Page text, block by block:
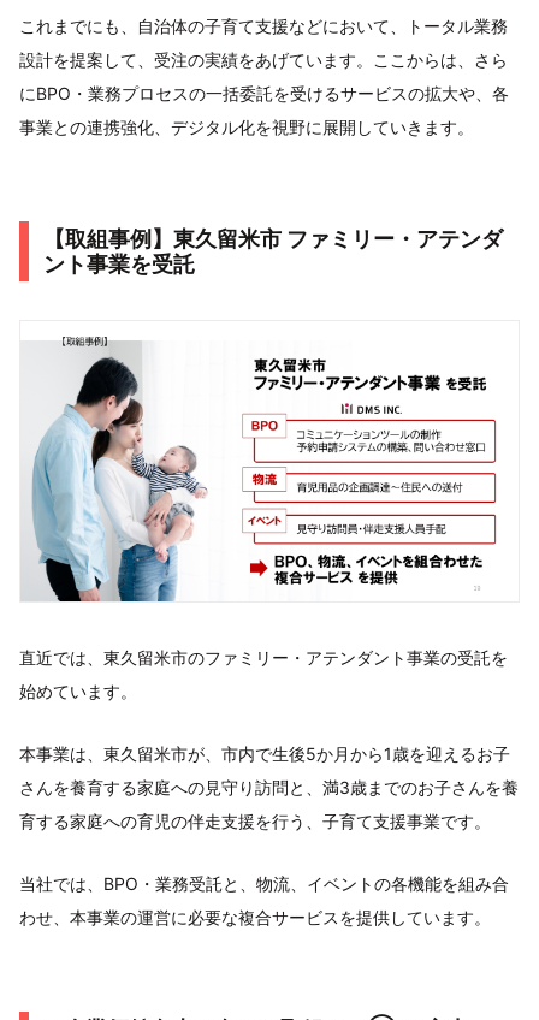
これまでにも、自治体の子育て支援などにおいて、トータル業務
設計を提案して、受注の実績をあげています。ここからは、さら
にBPO・業務プロセスの一括委託を受けるサービスの拡大や、各
事業との連携強化、デジタル化を視野に展開していきます。
【取組事例】東久留米市 ファミリー・アテンダ
ント事業を受託
直近では、東久留米市のファミリー・アテンダント事業の受託を
始めています。
本事業は、東久留米市が、市内で生後5か月から1歳を迎えるお子
さんを養育する家庭への見守り訪問と、満3歳までのお子さんを養
育する家庭への育児の伴走支援を行う、子育て支援事業です。
当社では、BPO・業務受託と、物流、イベントの各機能を組み合
わせ、本事業の運営に必要な複合サービスを提供しています。